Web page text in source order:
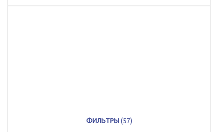
ФИЛЬТРЫ(57)